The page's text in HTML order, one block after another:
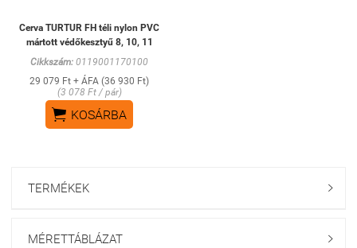
Cerva TURTUR FH téli nylon PVC
mártott védőkesztyű 8, 10, 11
Cikkszám: 0119001170100
29 079 Ft + ÁFA (36 930 Ft)
(3 078 Ft / pár)
 KOSÁRBA
TERMÉKEK 
MÉRETTÁBLÁZAT 